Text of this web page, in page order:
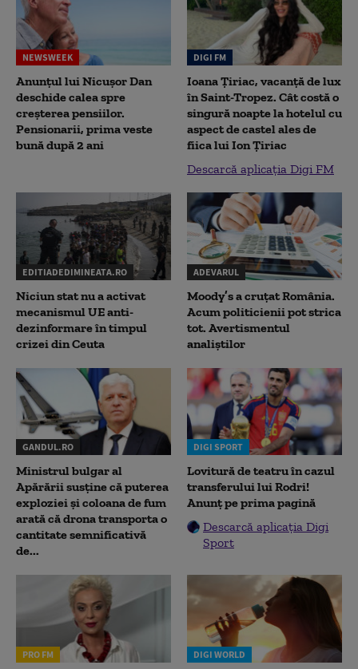
NEWSWEEK
Anunțul lui Nicușor Dan
deschide calea spre
creșterea pensiilor.
Pensionarii, prima veste
bună după 2 ani
DIGI FM
Ioana Țiriac, vacanță de lux
în Saint-Tropez. Cât costă o
singură noapte la hotelul cu
aspect de castel ales de
fiica lui Ion Țiriac
Descarcă aplicația Digi FM
EDITIADEDIMINEATA.RO
Niciun stat nu a activat
mecanismul UE anti-
dezinformare în timpul
crizei din Ceuta
ADEVARUL
Moody’s a cruțat România.
Acum politicienii pot strica
tot. Avertismentul
analiștilor
GANDUL.RO
Ministrul bulgar al
Apărării susține că puterea
exploziei și coloana de fum
arată că drona transporta o
cantitate semnificativă
de...
DIGI SPORT
Lovitură de teatru în cazul
transferului lui Rodri!
Anunț pe prima pagină
Descarcă aplicația Digi
Sport
PRO FM DIGI WORLD